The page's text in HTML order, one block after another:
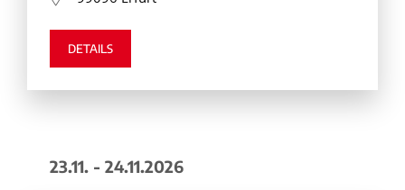
DETAILS
23.11. - 24.11.2026